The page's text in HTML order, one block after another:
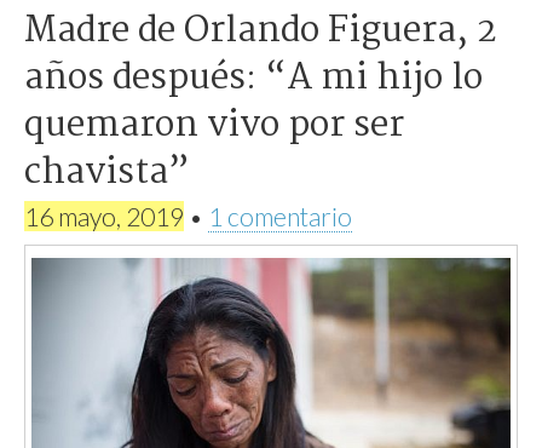
Madre de Orlando Figuera, 2
años después: “A mi hijo lo
quemaron vivo por ser
chavista”
16 mayo, 2019 • 1 comentario